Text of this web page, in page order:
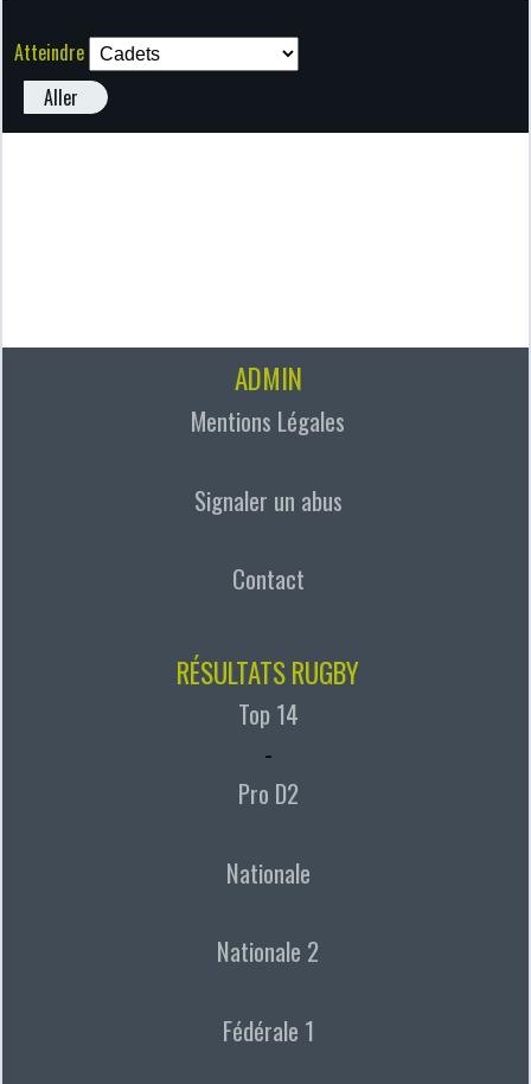
Atteindre
Aller
ADMIN
Mentions Légales
Signaler un abus
Contact
RÉSULTATS RUGBY
Top 14
-
Pro D2
Nationale
Nationale 2
Fédérale 1